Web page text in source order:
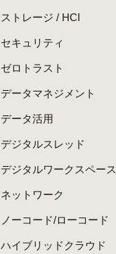
ストレージ / HCI
セキュリティ
ゼロトラスト
データマネジメント
データ活用
デジタルスレッド
デジタルワークスペース
ネットワーク
ノーコード/ローコード
ハイブリッドクラウド